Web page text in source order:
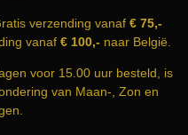
verzending vanaf€ 75,-
vanaf € 100,- naar België.
voor 15.00 uur besteld, is
van Maan-, Zon en